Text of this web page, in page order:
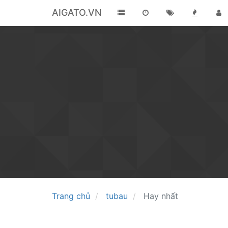
AIGATO.VN
Trang chủ tubau Hay nhất